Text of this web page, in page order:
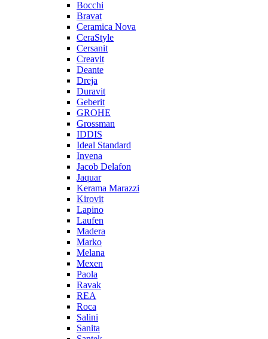
Bocchi
Bravat
Ceramica Nova
CeraStyle
Cersanit
Creavit
Deante
Dreja
Duravit
Geberit
GROHE
Grossman
IDDIS
Ideal Standard
Invena
Jacob Delafon
Jaquar
Kerama Marazzi
Kirovit
Lapino
Laufen
Madera
Marko
Melana
Mexen
Paola
Ravak
REA
Roca
Salini
Sanita